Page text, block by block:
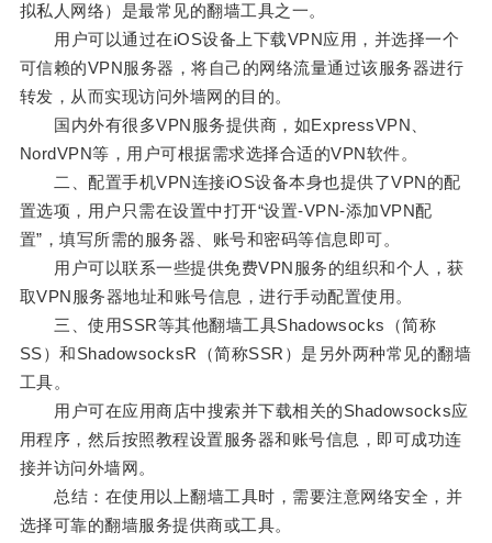
拟私人网络）是最常见的翻墙工具之一。
用户可以通过在iOS设备上下载VPN应用，并选择一个
可信赖的VPN服务器，将自己的网络流量通过该服务器进行
转发，从而实现访问外墙网的目的。
国内外有很多VPN服务提供商，如ExpressVPN、
NordVPN等，用户可根据需求选择合适的VPN软件。
二、配置手机VPN连接iOS设备本身也提供了VPN的配
置选项，用户只需在设置中打开“设置-VPN-添加VPN配
置”，填写所需的服务器、账号和密码等信息即可。
用户可以联系一些提供免费VPN服务的组织和个人，获
取VPN服务器地址和账号信息，进行手动配置使用。
三、使用SSR等其他翻墙工具Shadowsocks（简称
SS）和ShadowsocksR（简称SSR）是另外两种常见的翻墙
工具。
用户可在应用商店中搜索并下载相关的Shadowsocks应
用程序，然后按照教程设置服务器和账号信息，即可成功连
接并访问外墙网。
总结：在使用以上翻墙工具时，需要注意网络安全，并
选择可靠的翻墙服务提供商或工具。